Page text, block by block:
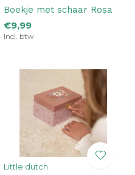
Boekje met schaar Rosa
€9,99
Incl. btw
Little dutch